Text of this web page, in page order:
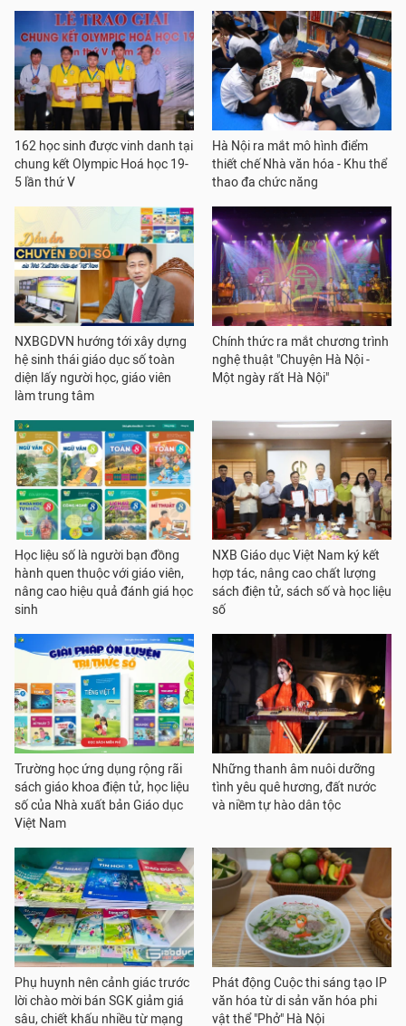
162 học sinh được vinh danh tại
chung kết Olympic Hoá học 19-
5 lần thứ V
Hà Nội ra mắt mô hình điểm
thiết chế Nhà văn hóa - Khu thể
thao đa chức năng
NXBGDVN hướng tới xây dựng
hệ sinh thái giáo dục số toàn
diện lấy người học, giáo viên
làm trung tâm
Chính thức ra mắt chương trình
nghệ thuật "Chuyện Hà Nội -
Một ngày rất Hà Nội"
Học liệu số là người bạn đồng
hành quen thuộc với giáo viên,
nâng cao hiệu quả đánh giá học
sinh
NXB Giáo dục Việt Nam ký kết
hợp tác, nâng cao chất lượng
sách điện tử, sách số và học liệu
số
Trường học ứng dụng rộng rãi
sách giáo khoa điện tử, học liệu
số của Nhà xuất bản Giáo dục
Việt Nam
Những thanh âm nuôi dưỡng
tình yêu quê hương, đất nước
và niềm tự hào dân tộc
Phụ huynh nên cảnh giác trước
lời chào mời bán SGK giảm giá
sâu, chiết khấu nhiều từ mạng
Phát động Cuộc thi sáng tạo IP
văn hóa từ di sản văn hóa phi
vật thể "Phở" Hà Nội